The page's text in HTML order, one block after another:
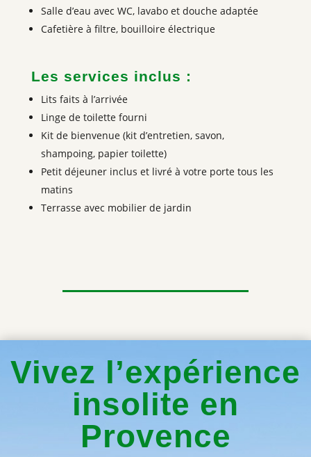
Salle d’eau avec WC, lavabo et douche adaptée
Cafetière à filtre, bouilloire électrique
Les services inclus :
Lits faits à l’arrivée
Linge de toilette fourni
Kit de bienvenue (kit d’entretien, savon,
shampoing, papier toilette)
Petit déjeuner inclus et livré à votre porte tous les
matins
Terrasse avec mobilier de jardin
Vivez l’expérience
insolite en
Provence